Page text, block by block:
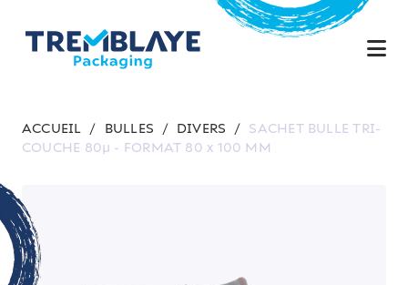
ACCUEIL / BULLES / DIVERS /
SACHET BULLE TRI-
COUCHE 80µ - FORMAT 80 x 100 MM